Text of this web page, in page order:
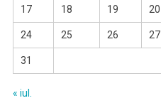
17 18 19 20
24 25 26 27
31
« iul.